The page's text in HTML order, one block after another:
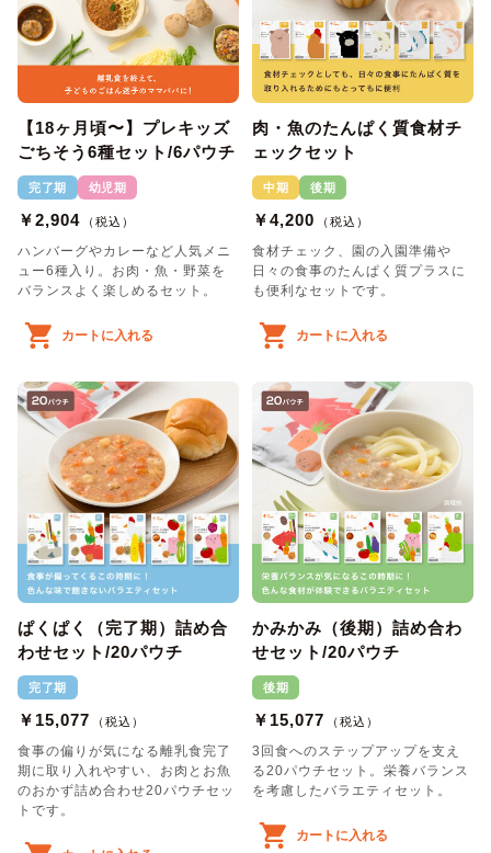
【18ヶ月頃〜】プレキッズ
ごちそう6種セット/6パウチ
完了期 幼児期
￥2,904 （税込）
ハンバーグやカレーなど人気メニ
ュー6種入り。お肉・魚・野菜を
バランスよく楽しめるセット。
カートに入れる
肉・魚のたんぱく質食材チ
ェックセット
中期 後期
￥4,200 （税込）
食材チェック、園の入園準備や
日々の食事のたんぱく質プラスに
も便利なセットです。
カートに入れる
ぱくぱく（完了期）詰め合
わせセット/20パウチ
完了期
￥15,077 （税込）
食事の偏りが気になる離乳食完了
期に取り入れやすい、お肉とお魚
のおかず詰め合わせ20パウチセッ
トです。
かみかみ（後期）詰め合わ
せセット/20パウチ
後期
￥15,077 （税込）
3回食へのステップアップを支え
る20パウチセット。栄養バランス
を考慮したバラエティセット。
カートに入れる